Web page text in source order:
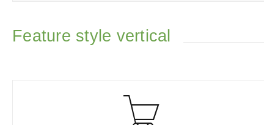
Feature style vertical